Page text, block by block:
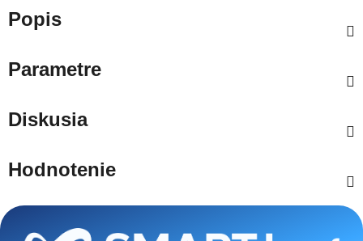
Popis
Parametre
Diskusia
Hodnotenie